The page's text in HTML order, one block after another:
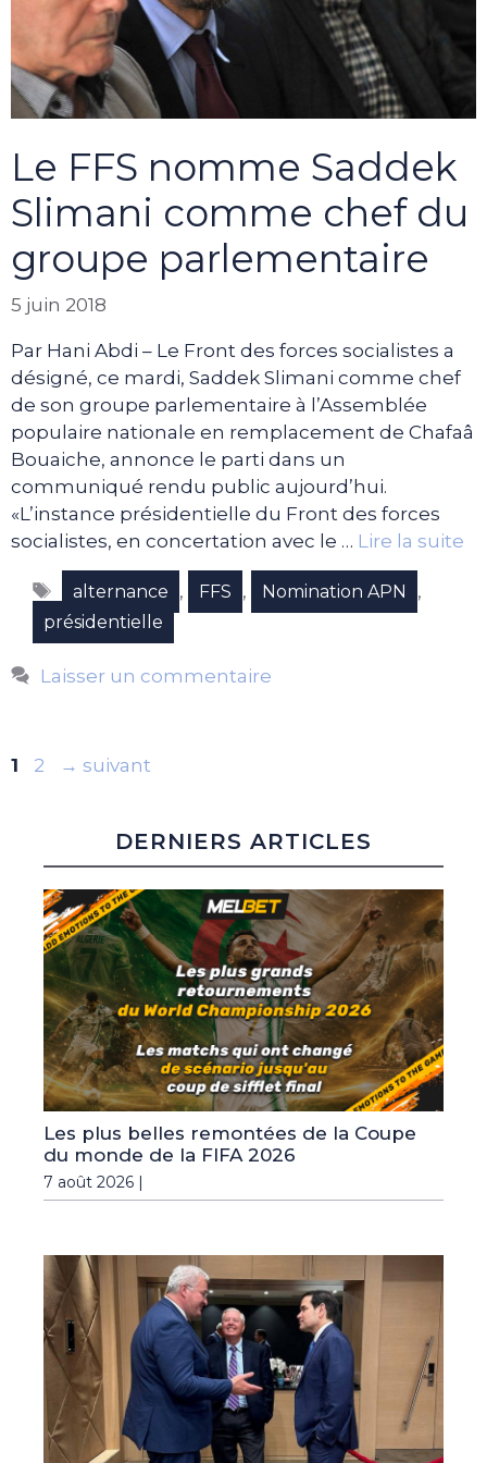
Le FFS nomme Saddek
Slimani comme chef du
groupe parlementaire
5 juin 2018
Par Hani Abdi – Le Front des forces socialistes a
désigné, ce mardi, Saddek Slimani comme chef
de son groupe parlementaire à l’Assemblée
populaire nationale en remplacement de Chafaâ
Bouaiche, annonce le parti dans un
communiqué rendu public aujourd’hui.
«L’instance présidentielle du Front des forces
socialistes, en concertation avec le … Lire la suite
Étiquettes
alternance , FFS , Nomination APN ,
présidentielle
Laisser un commentaire
Page
1 Page
2 → suivant
DERNIERS ARTICLES
Les plus belles remontées de la Coupe
du monde de la FIFA 2026
7 août 2026 |